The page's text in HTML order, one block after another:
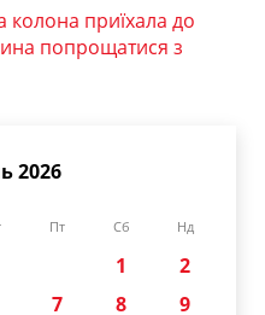
приїхала до
попрощатися з
2026
Пт Сб Нд
1
2
7 8
9